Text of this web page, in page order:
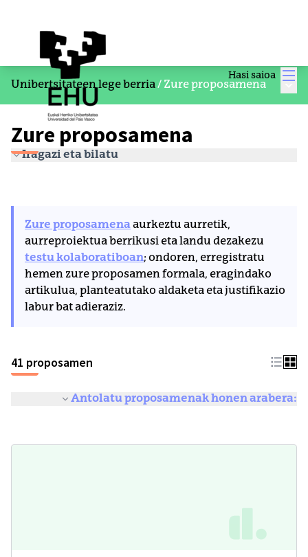
Hasi saioa
Unibertsitateen lege berria/ Zure proposamena
Zure proposamena
Iragazi eta bilatu
Zure proposamenaaurkeztu aurretik,
aurreproiektua berrikusi eta landu dezakezu
testu kolaboratiboan; ondoren, erregistratu
hemen zure proposamen formala, eragindako
artikulua, planteatutako aldaketa eta justifikazio
labur bat adieraziz.
41 proposamen
Antolatu proposamenak honen arabera: